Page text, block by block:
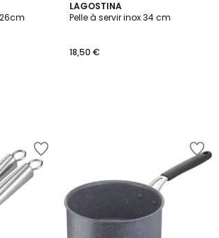
LAGOSTINA
Pelle à servir inox 34 cm
18,50 €